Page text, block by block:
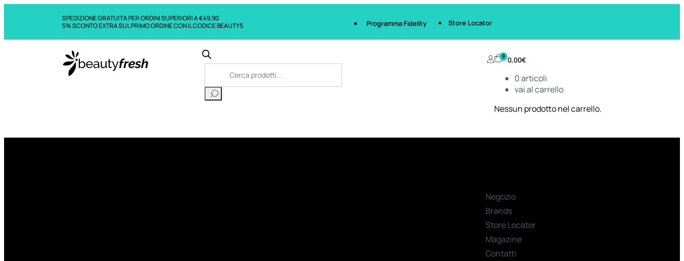
SPEDIZIONE GRATUITA PER ORDINI SUPERIORI A €49,90
5% SCONTO EXTRA SUL PRIMO ORDINE CON IL CODICE BEAUTY5
Programma Fidelity Store Locator
0 0,00€
0articoli
vai al carrello
Nessun prodotto nel carrello.
Negozio
Brands
Store Locator
Magazine
Contatti